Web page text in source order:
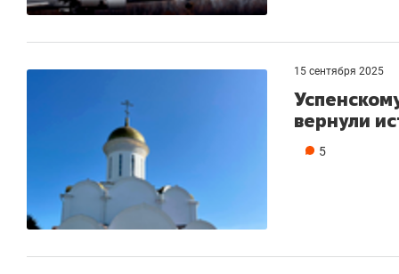
15 сентября 2025
вернули
5